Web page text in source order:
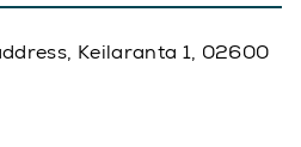
Keilaranta 1, 02600